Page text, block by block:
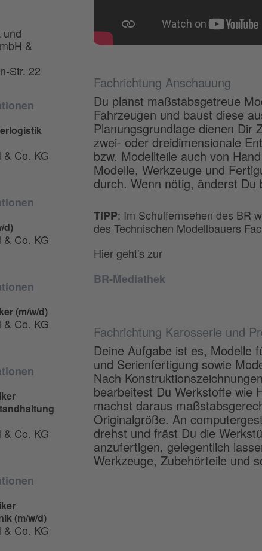
und
&
Str. 22
Co. KG
d)
Co. KG
(m/w/d)
Co. KG
Co. KG
(m/w/d)
Co. KG
Fachrichtung Anschauung
Du planst maßstabsgetreue
Fahrzeugen und baust diese
Planungsgrundlage dienen Dir
zwei- oder dreidimensionale
bzw. Modellteile auch von
Modelle, Werkzeuge und
durch. Wenn nötig, änderst Du
TIPP: Im Schulfernsehen des BR
des Technischen Modellbauers
Hier geht's zur
BR-Mediathek
Fachrichtung Karosserie und
Deine Aufgabe ist es, Modelle
und Serienfertigung sowie
Nach
bearbeitest Du Werkstoffe wie
machst daraus
Originalgröße. An
drehst und fräst Du die
anzufertigen, gelegentlich
Werkzeuge, Zubehörteile und